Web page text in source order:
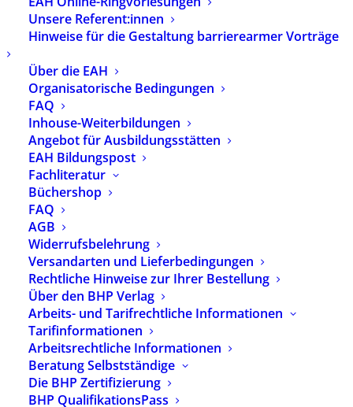
Unsere Referent:innen
Hinweise für die Gestaltung barrierearmer Vorträge
Über die EAH
Organisatorische Bedingungen
FAQ
Inhouse-Weiterbildungen
Angebot für Ausbildungsstätten
EAH Bildungspost
Fachliteratur
Büchershop
FAQ
AGB
Widerrufsbelehrung
Versandarten und Lieferbedingungen
Rechtliche Hinweise zur Ihrer Bestellung
Über den BHP Verlag
Arbeits- und Tarifrechtliche Informationen
Tarifinformationen
Arbeitsrechtliche Informationen
Beratung Selbstständige
Die BHP Zertifizierung
BHP QualifikationsPass
haben einen ebenerdigen Zugang zum Bahnsteig
und fahren im 10-Minuten-Takt. Die Haltestelle
Berliner Platz (Liederhalle) ist nur wenige Schritte
vom Kultur- und Kongresszentrum Liederhalle
entfernt.
Neben den Stadtbahnlinien hält auch die Buslinie
43 (Niederflurbusse) an der Haltestelle „Berliner
Platz (Liederhalle)”. Von dort aus erreichen Sie die
Liederhalle in wenigen Gehminuten.
Besuchenden mit Rollstuhl wird empfohlen, über
die Breitscheidstraße die erste Einfahrt rechts zur
Tiefgarage Liederhalle/Bosch-Areal zu nutzen.
Von dort erreichen Sie unseren Haupteingang
stufenlos.
Sonderkondition Anreise mit
der Deutschen Bahn
Der Berufs- und Fachverband Heilpädagogik
(BHP) e.V. bietet Ihnen in Kooperation mit der